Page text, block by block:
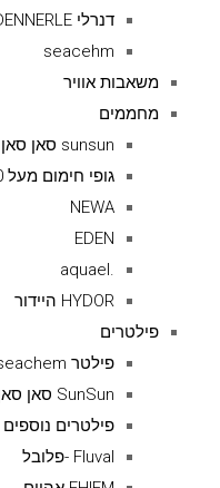
דנרלי DENNERLE
seacehm
משאבות אוויר
מחממים
sunsun סאן סאן
גופי חימום מעל 500 W
NEWA
EDEN
.aquael
HYDOR היידור
פילטרים
פילטר seachem מפל סיכם
SunSun סאן סאן
פילטרים נוספים
Fluval -פלובל